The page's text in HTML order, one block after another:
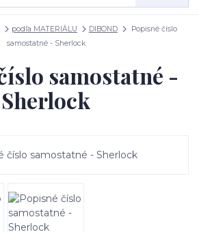
podľa MATERIÁLU DIBOND
Popisné číslo
samostatné - Sherlock
samostatné -
Sherlock